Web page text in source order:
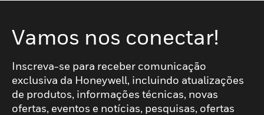
Vamos nos conectar!
Inscreva-se para receber comunicação
exclusiva da Honeywell, incluindo atualizações
de produtos, informações técnicas, novas
ofertas, eventos e notícias, pesquisas, ofertas